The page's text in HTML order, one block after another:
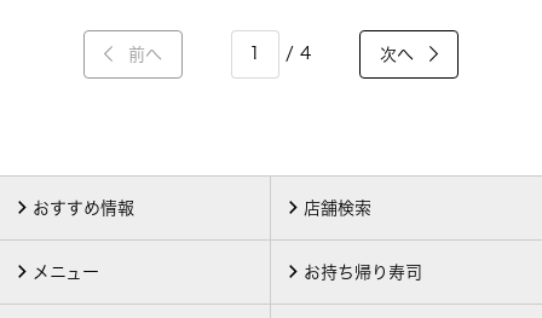
前へ / 4 次へ
おすすめ情報 店舗検索
メニュー お持ち帰り寿司